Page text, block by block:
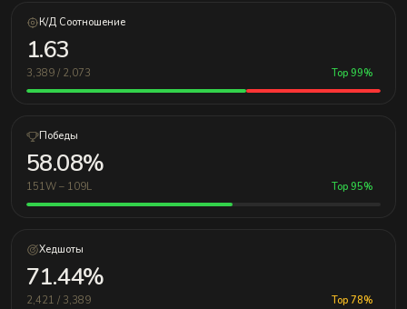
К/Д Соотношение
1.63
3,389 / 2,073 Top 99%
Победы
58.08%
151W – 109L Top 95%
Хедшоты
71.44%
2,421 / 3,389 Top 78%